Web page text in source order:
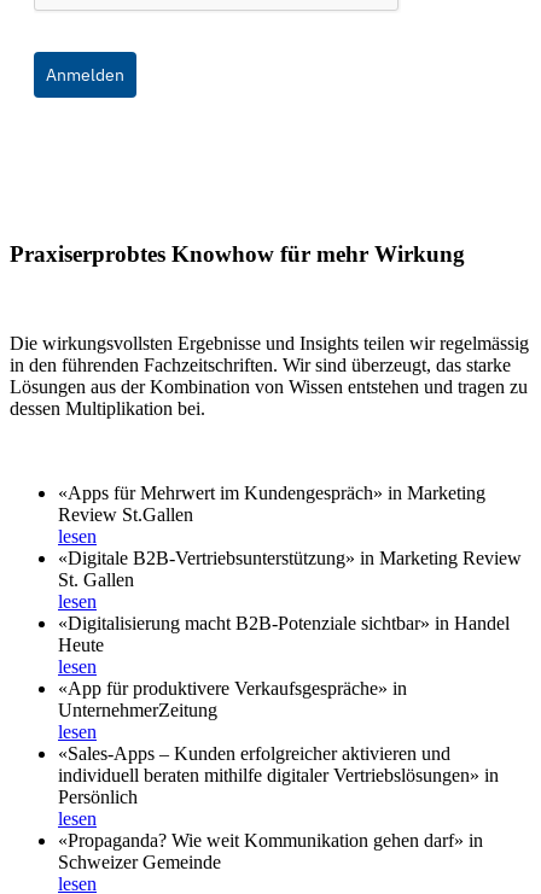
Anmelden
Praxiserprobtes Knowhow für mehr Wirkung
Die wirkungsvollsten Ergebnisse und Insights teilen wir regelmässig
in den führenden Fachzeitschriften. Wir sind überzeugt, das starke
Lösungen aus der Kombination von Wissen entstehen und tragen zu
dessen Multiplikation bei.
«Apps für Mehrwert im Kundengespräch» in Marketing
Review St.Gallen
lesen
«Digitale B2B-Vertriebsunterstützung» in Marketing Review
St. Gallen
lesen
«Digitalisierung macht B2B-Potenziale sichtbar» in Handel
Heute
lesen
«App für produktivere Verkaufsgespräche» in
UnternehmerZeitung
lesen
«Sales-Apps – Kunden erfolgreicher aktivieren und
individuell beraten mithilfe digitaler Vertriebslösungen» in
Persönlich
lesen
«Propaganda? Wie weit Kommunikation gehen darf» in
Schweizer Gemeinde
lesen